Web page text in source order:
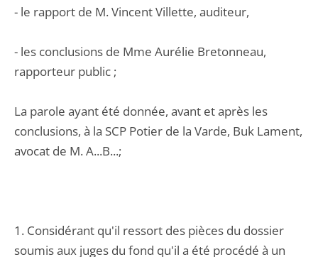
- le rapport de M. Vincent Villette, auditeur,
- les conclusions de Mme Aurélie Bretonneau,
rapporteur public ;
La parole ayant été donnée, avant et après les
conclusions, à la SCP Potier de la Varde, Buk Lament,
avocat de M. A...B...;
1. Considérant qu'il ressort des pièces du dossier
soumis aux juges du fond qu'il a été procédé à un